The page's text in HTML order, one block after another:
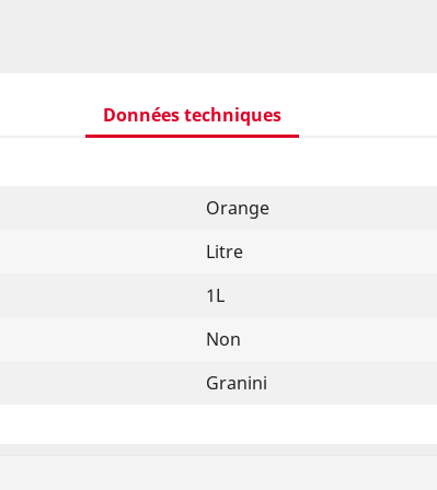
Données techniques
Orange
Litre
1L
Non
Granini